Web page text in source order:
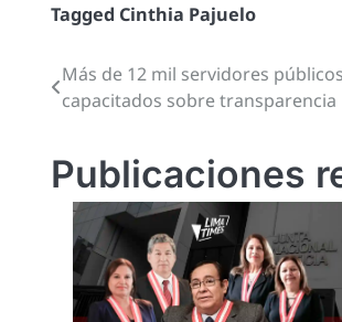
Tagged Cinthia Pajuelo
Navegación
de
entradas
Más de 12 mil servidores
capacitados sobre transparencia
Publicaciones